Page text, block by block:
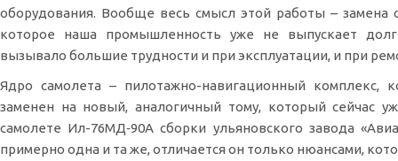
оборудования. Вообще весь смысл этой работы – замена
которое наша промышленность уже не выпускает
вызывало большие трудности и при эксплуатации, и при
Ядро самолета – пилотажно-навигационный комплекс,
заменен на новый, аналогичный тому, который сейчас
самолете Ил-76МД‑90А сборки ульяновского завода
примерно одна и та же, отличается он только нюансами,